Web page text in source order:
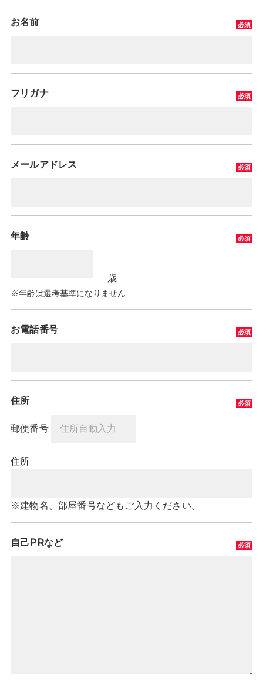
お名前
フリガナ
メールアドレス
年齢
歳
※年齢は選考基準になりません
お電話番号
住所
郵便番号
住所
※建物名、部屋番号などもご入力ください。
自己PRなど